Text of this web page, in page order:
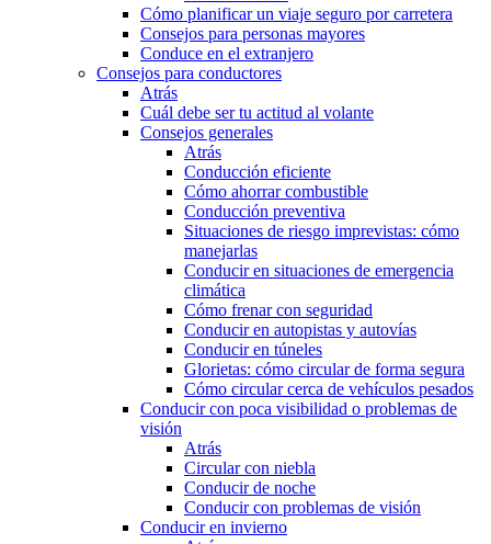
Cómo planificar un viaje seguro por carretera
Consejos para personas mayores
Conduce en el extranjero
Consejos para conductores
Atrás
Cuál debe ser tu actitud al volante
Consejos generales
Atrás
Conducción eficiente
Cómo ahorrar combustible
Conducción preventiva
Situaciones de riesgo imprevistas: cómo
manejarlas
Conducir en situaciones de emergencia
climática
Cómo frenar con seguridad
Conducir en autopistas y autovías
Conducir en túneles
Glorietas: cómo circular de forma segura
Cómo circular cerca de vehículos pesados
Conducir con poca visibilidad o problemas de
visión
Atrás
Circular con niebla
Conducir de noche
Conducir con problemas de visión
Conducir en invierno